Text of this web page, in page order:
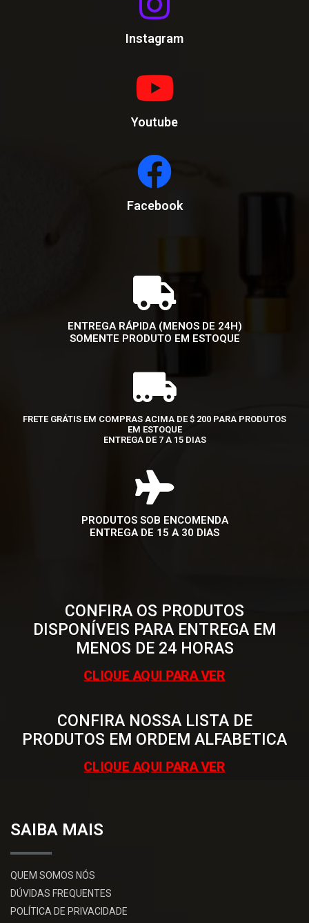
Instagram
Youtube
Facebook
ENTREGA RÁPIDA (MENOS DE 24H)
SOMENTE PRODUTO EM ESTOQUE
FRETE GRÁTIS EM COMPRAS ACIMA DE $ 200 PARA PRODUTOS
EM ESTOQUE
ENTREGA DE 7 A 15 DIAS
PRODUTOS SOB ENCOMENDA
ENTREGA DE 15 A 30 DIAS
CONFIRA OS PRODUTOS
DISPONÍVEIS PARA ENTREGA EM
MENOS DE 24 HORAS
CLIQUE AQUI PARA VER
CONFIRA NOSSA LISTA DE
PRODUTOS EM ORDEM ALFABETICA
CLIQUE AQUI PARA VER
SAIBA MAIS
QUEM SOMOS NÓS
DÚVIDAS FREQUENTES
POLÍTICA DE PRIVACIDADE